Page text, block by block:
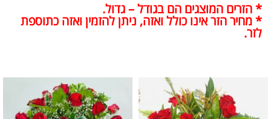
* הזרים המוצגים הם בגודל – גדול.
* מחיר הזר אינו כולל ואזה, ניתן להזמין ואזה כתוספת
לזר.